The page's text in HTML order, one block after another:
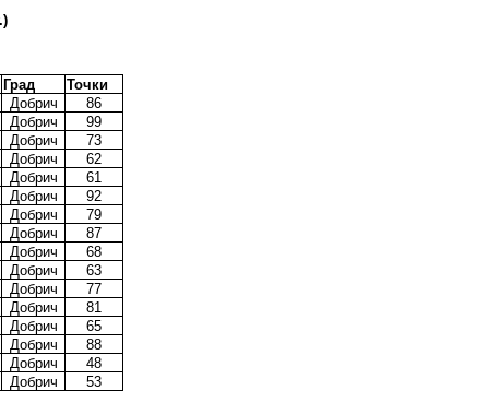
Град
Точки
Добрич
86
Добрич
99
Добрич
73
Добрич
62
Добрич
61
Добрич
92
Добрич
79
Добрич
87
Добрич
68
Добрич
63
Добрич
77
Добрич
81
Добрич
65
Добрич
88
Добрич
48
Добрич 53